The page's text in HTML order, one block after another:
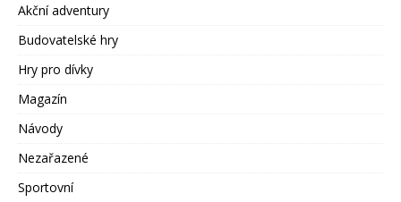
Akční adventury
Budovatelské hry
Hry pro dívky
Magazín
Návody
Nezařazené
Sportovní